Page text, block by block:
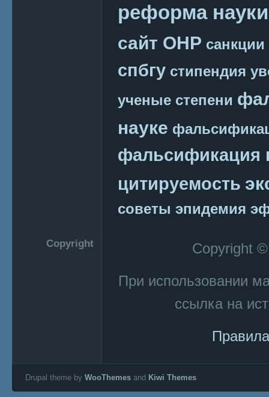
реформа науки
сайт ОНР санкции
спбгу стипендия
ученые степени
науке
фальсификация
цитируемость
советы эпидемия
Copyright
Copyright
При использовании
ссылка на
Drupal theme by WooThemes and Kiwi Themes